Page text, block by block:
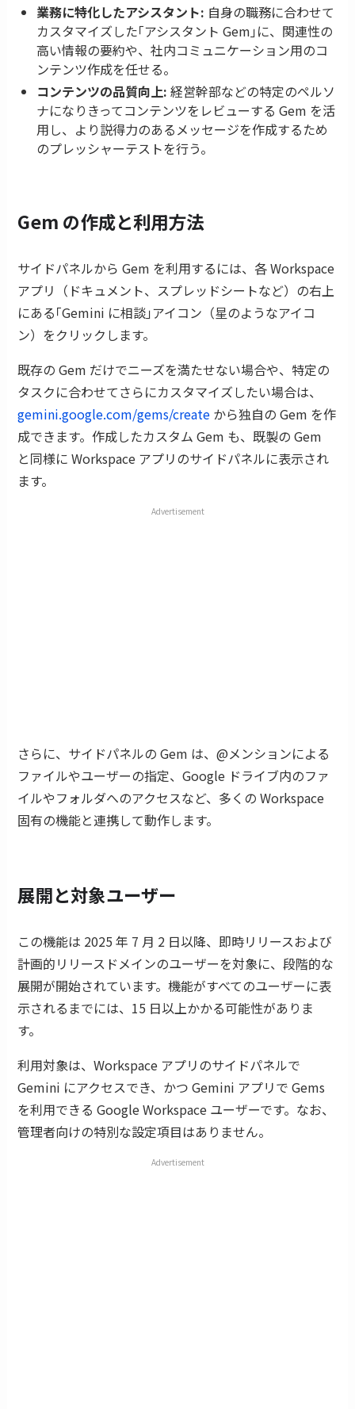
業務に特化したアシスタント: 自身の職務に合わせて
カスタマイズした｢アシスタント Gem｣に、関連性の
高い情報の要約や、社内コミュニケーション用のコ
ンテンツ作成を任せる。
コンテンツの品質向上: 経営幹部などの特定のペルソ
ナになりきってコンテンツをレビューする Gem を活
用し、より説得力のあるメッセージを作成するため
のプレッシャーテストを行う。
Gem の作成と利用方法
サイドパネルから Gem を利用するには、各 Workspace
アプリ（ドキュメント、スプレッドシートなど）の右上
にある｢Gemini に相談｣アイコン（星のようなアイコ
ン）をクリックします。
既存の Gem だけでニーズを満たせない場合や、特定の
タスクに合わせてさらにカスタマイズしたい場合は、
gemini.google.com/gems/create から独自の Gem を作
成できます。作成したカスタム Gem も、既製の Gem
と同様に Workspace アプリのサイドパネルに表示され
ます。
Advertisement
さらに、サイドパネルの Gem は、@メンションによる
ファイルやユーザーの指定、Google ドライブ内のファ
イルやフォルダへのアクセスなど、多くの Workspace
固有の機能と連携して動作します。
展開と対象ユーザー
この機能は 2025 年 7 月 2 日以降、即時リリースおよび
計画的リリースドメインのユーザーを対象に、段階的な
展開が開始されています。機能がすべてのユーザーに表
示されるまでには、15 日以上かかる可能性がありま
す。
利用対象は、Workspace アプリのサイドパネルで
Gemini にアクセスでき、かつ Gemini アプリで Gems
を利用できる Google Workspace ユーザーです。なお、
管理者向けの特別な設定項目はありません。
Advertisement